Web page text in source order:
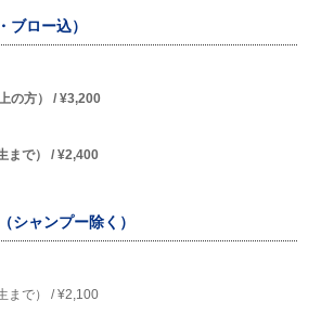
ブロー込）
の方） / ¥3,200
まで） / ¥2,400
シャンプー除く）
まで） / ¥2,100